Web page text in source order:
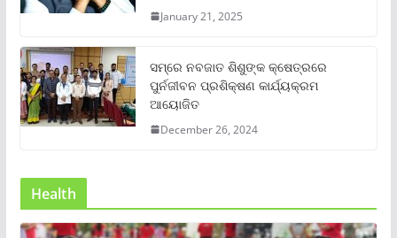
January 21, 2025
ସମ୍‌ରେ ନବଜାତ ଶିଶୁଙ୍କ କ୍ଷେତ୍ରରେ
ପୁର୍ନଜୀବନ ପ୍ରଶିକ୍ଷଣ କାର୍ଯ୍ୟକ୍ରମ
ଆୟୋଜିତ
December 26, 2024
Health